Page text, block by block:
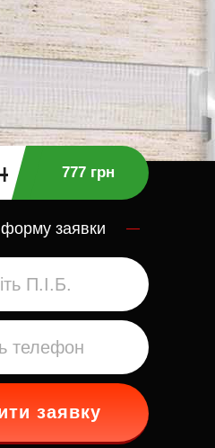
777 грн
форму заявки
заявку